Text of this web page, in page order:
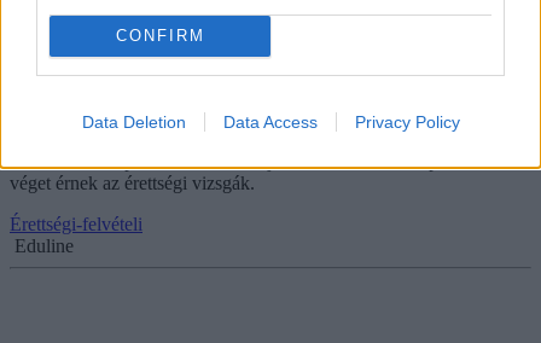
CONFIRM
Data Deletion Data Access Privacy Policy
Két nap múlva véget ér az érettségi szezon
véget érnek az érettségi vizsgák.
Érettségi-felvételi
Eduline